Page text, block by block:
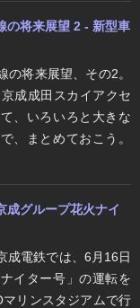
の将来展望 2 - 新型車
の将来展望、その2。
成成田スカイアクセ
、いろいろと大きな
、まとめておこう。
成グループ花火ナイ
成電鉄では、6月16日
イター号」の運転を
リンスタジアムで行